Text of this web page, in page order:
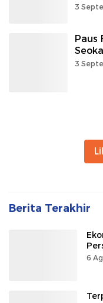
3
Paus
3
Berita Terakhir
6